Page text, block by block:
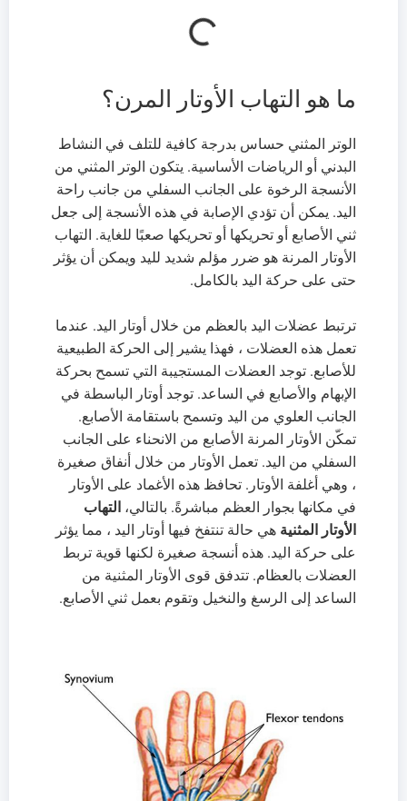
ما هو التهاب الأوتار المرن؟
الوتر المثني حساس بدرجة كافية للتلف في النشاط
البدني أو الرياضات الأساسية. يتكون الوتر المثني من
الأنسجة الرخوة على الجانب السفلي من جانب راحة
اليد. يمكن أن تؤدي الإصابة في هذه الأنسجة إلى جعل
ثني الأصابع أو تحريكها أو تحريكها صعبًا للغاية. التهاب
الأوتار المرنة هو ضرر مؤلم شديد لليد ويمكن أن يؤثر
حتى على حركة اليد بالكامل.
ترتبط عضلات اليد بالعظم من خلال أوتار اليد. عندما
تعمل هذه العضلات ، فهذا يشير إلى الحركة الطبيعية
للأصابع. توجد العضلات المستجيبة التي تسمح بحركة
الإبهام والأصابع في الساعد. توجد أوتار الباسطة في
الجانب العلوي من اليد وتسمح باستقامة الأصابع.
تمكّن الأوتار المرنة الأصابع من الانحناء على الجانب
السفلي من اليد. تعمل الأوتار من خلال أنفاق صغيرة
، وهي أغلفة الأوتار. تحافظ هذه الأغماد على الأوتار
في مكانها بجوار العظم مباشرةً. بالتالي، التهاب
الأوتار المثنية هي حالة تنتفخ فيها أوتار اليد ، مما يؤثر
على حركة اليد. هذه أنسجة صغيرة لكنها قوية تربط
العضلات بالعظام. تتدفق قوى الأوتار المثنية من
الساعد إلى الرسغ والنخيل وتقوم بعمل ثني الأصابع.